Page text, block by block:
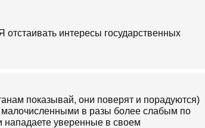
интересы государственных
показывай, они поверят и порадуются)
в разы более слабым по
уверенные в своем